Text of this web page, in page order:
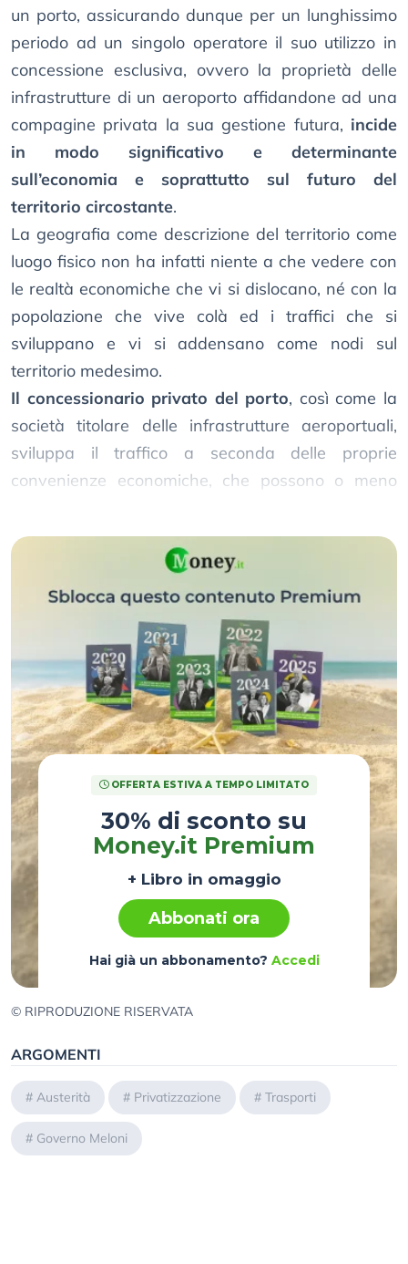
un porto, assicurando dunque per un lunghissimo
periodo ad un singolo operatore il suo utilizzo in
concessione esclusiva, ovvero la proprietà delle
infrastrutture di un aeroporto affidandone ad una
compagine privata la sua gestione futura, incide
in modo significativo e determinante
sull’economia e soprattutto sul futuro del
territorio circostante.
La geografia come descrizione del territorio come
luogo fisico non ha infatti niente a che vedere con
le realtà economiche che vi si dislocano, né con la
popolazione che vive colà ed i traffici che si
sviluppano e vi si addensano come nodi sul
territorio medesimo.
Il concessionario privato del porto, così come la
società titolare delle infrastrutture aeroportuali,
sviluppa il traffico a seconda delle proprie
convenienze economiche, che possono o meno
OFFERTA ESTIVA A TEMPO LIMITATO
30% di sconto su
Money.it Premium
+ Libro in omaggio
Abbonati ora
Hai già un abbonamento? Accedi
© RIPRODUZIONE RISERVATA
ARGOMENTI
# Austerità # Privatizzazione # Trasporti
# Governo Meloni